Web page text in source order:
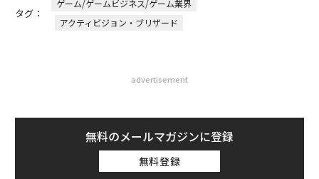
タグ：
ゲーム/ゲームビジネス/ゲーム業界
アクティビジョン・ブリザード
advertisement
無料のメールマガジンに登録
無料登録